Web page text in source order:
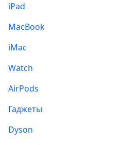
iPad
MacBook
iMac
Watch
AirPods
Гаджеты
Dyson